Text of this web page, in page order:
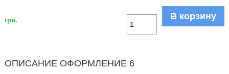
грн. В корзину
ОПИСАНИЕ ОФОРМЛЕНИЕ 6